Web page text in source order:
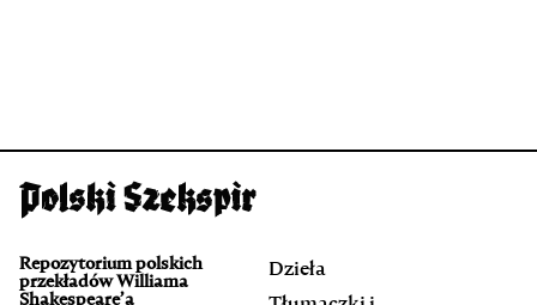
Repozytorium polskich
przekładów Williama
Shakespeare’a
Dzieła